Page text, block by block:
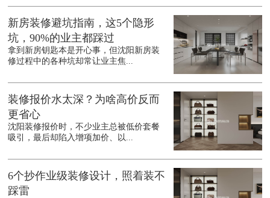
新房装修避坑指南，这5个隐形
坑，90%的业主都踩过
拿到新房钥匙本是开心事，但沈阳新房装
修过程中的各种坑却常让业主焦...
装修报价水太深？为啥高价反而
更省心
沈阳装修报价时，不少业主总被低价套餐
吸引，最后却陷入增项加价、以...
6个抄作业级装修设计，照着装不
踩雷